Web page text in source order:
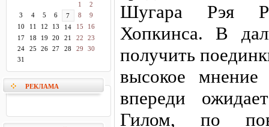
1
2
3
4 5 6 7 8
9
10
11 12 13 14 15
16
17
18 19 20 21 22
23
24
25 26 27 28 29
30
31
РЕКЛАМА
Шугара Рэя
Хопкинса. В
получить
высокое
впереди
Гилом, по